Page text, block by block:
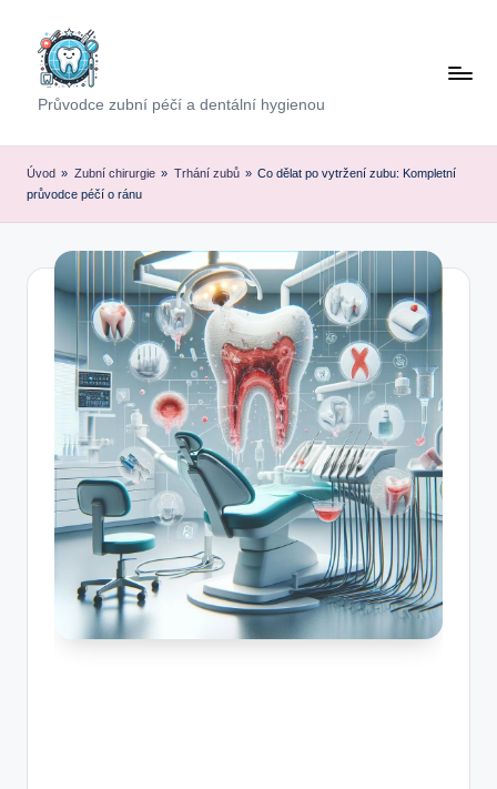
contentPrůvodce zubní péčí a dentální hygienou
Úvod » Zubní chirurgie » Trhání zubů » Co dělat po vytržení zubu: Kompletní
průvodce péčí o ránu